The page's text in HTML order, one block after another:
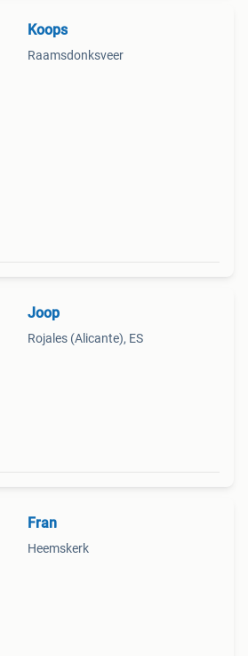
Koops
Raamsdonksveer
Joop
Rojales (Alicante), ES
Fran
Heemskerk